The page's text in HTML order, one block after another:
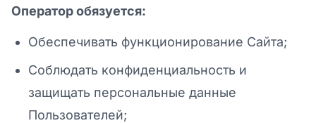
Оператор обязуется:
Обеспечивать функционирование Сайта;
Соблюдать конфиденциальность и
защищать персональные данные
Пользователей;